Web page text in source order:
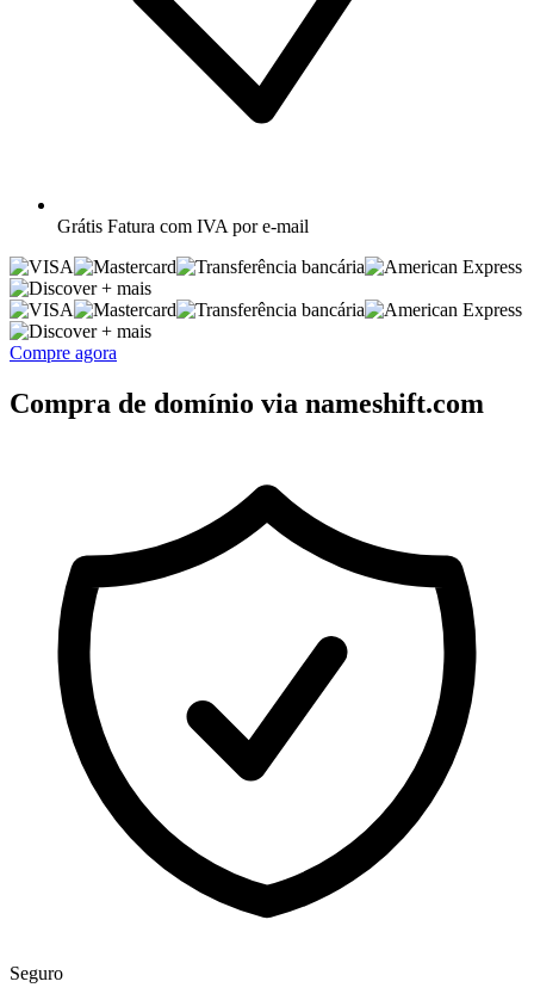
Grátis Fatura com IVA por e-mail
+ mais
+ mais
Compre agora
Compra de domínio via nameshift.com
Seguro